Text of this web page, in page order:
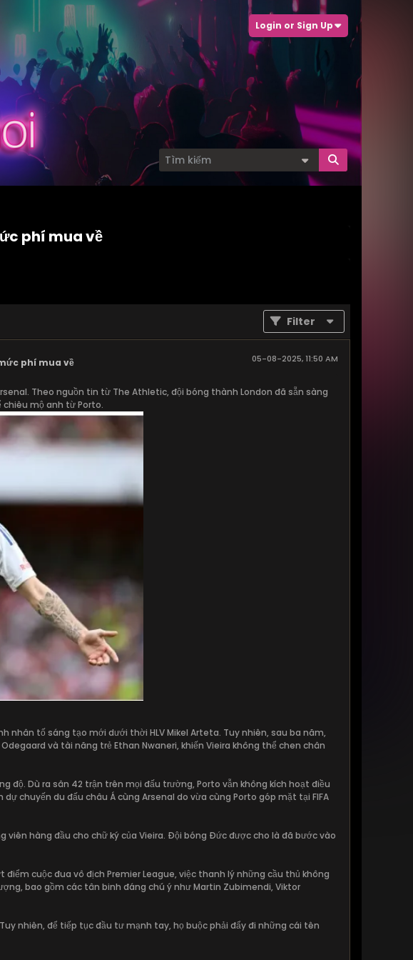
Login or Sign Up
phí mua về
Filter
phí mua về 05-08-2025, 11:50 AM
Theo nguồn tin từ The Athletic, đội bóng thành London đã sẵn sàng
chiêu mộ anh từ Porto.
nhân tố sáng tạo mới dưới thời HLV Mikel Arteta. Tuy nhiên, sau ba năm,
và tài năng trẻ Ethan Nwaneri, khiến Vieira không thể chen chân
độ. Dù ra sân 42 trận trên mọi đấu trường, Porto vẫn không kích hoạt điều
chuyến du đấu châu Á cùng Arsenal do vừa cùng Porto góp mặt tại FIFA
hàng đầu cho chữ ký của Vieira. Đội bóng Đức được cho là đã bước vào
cuộc đua vô địch Premier League, việc thanh lý những cầu thủ không
bao gồm các tân binh đáng chú ý như Martin Zubimendi, Viktor
nhiên, để tiếp tục đầu tư mạnh tay, họ buộc phải đẩy đi những cái tên